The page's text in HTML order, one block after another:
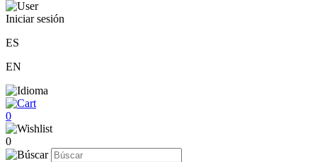
Iniciar sesión
ES
EN
0
0